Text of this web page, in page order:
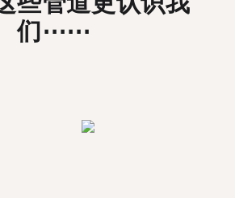
们⋯⋯